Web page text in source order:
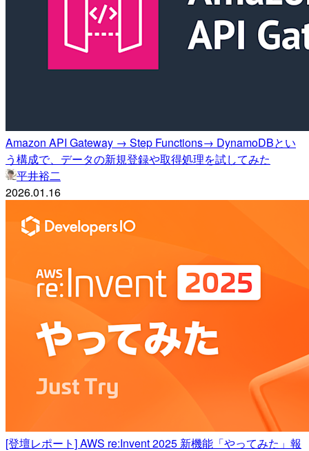
Amazon API Gateway → Step Functions→ DynamoDBとい
う構成で、データの新規登録や取得処理を試してみた
平井裕二
2026.01.16
[登壇レポート] AWS re:Invent 2025 新機能「やってみた」報